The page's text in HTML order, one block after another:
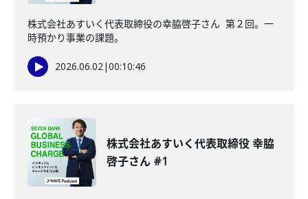
株式会社あすいく代表取締役の幸脇啓子さん 第２回。一
時預かり事業の課題。
2026.06.02|00:10:46
株式会社あすいく代表取締役 幸脇
啓子さん #1